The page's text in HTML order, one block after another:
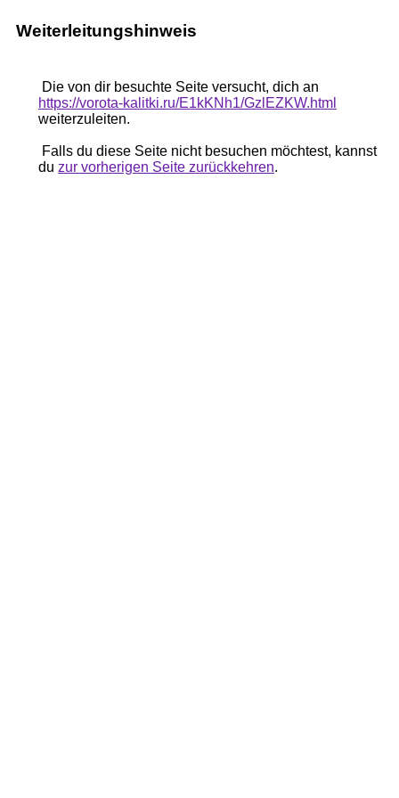
Weiterleitungshinweis
Die von dir besuchte Seite versucht, dich an
https://vorota-kalitki.ru/E1kKNh1/GzlEZKW.html
weiterzuleiten.
Falls du diese Seite nicht besuchen möchtest, kannst
du zur vorherigen Seite zurückkehren.